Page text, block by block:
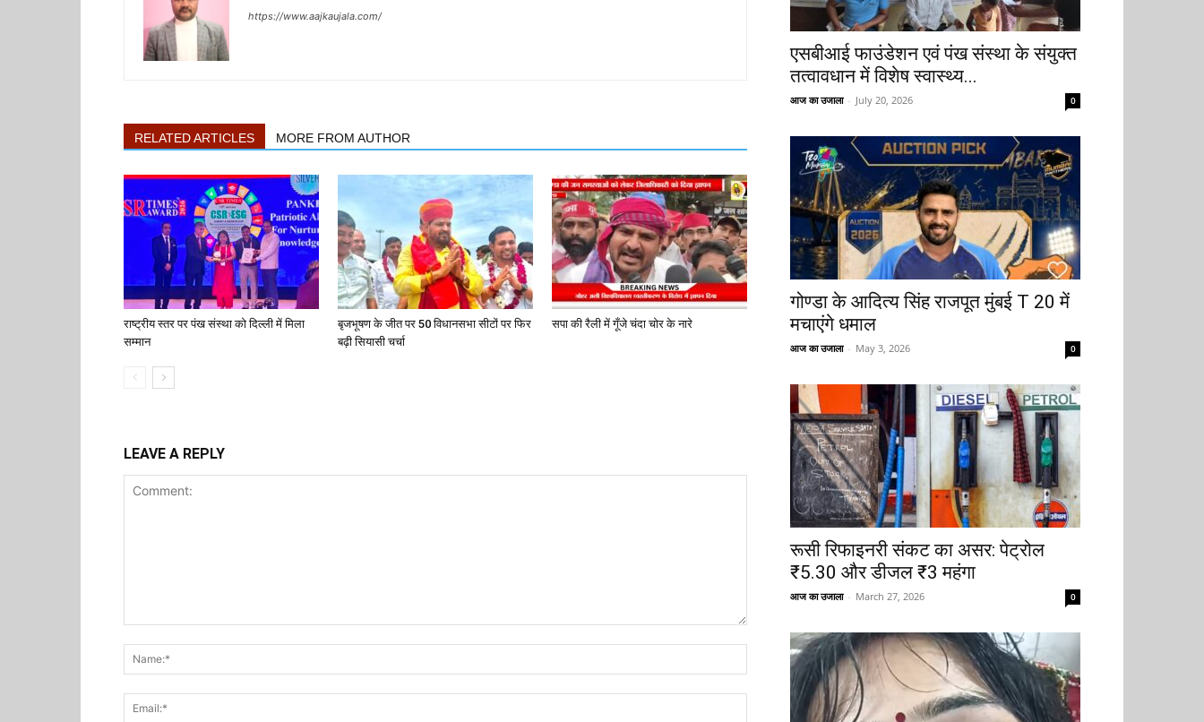
https://www.aajkaujala.com/
RELATED ARTICLES MORE FROM AUTHOR
राष्ट्रीय स्तर पर पंख संस्था को दिल्ली में मिला
सम्मान
बृजभूषण के जीत पर 50 विधानसभा सीटों पर फिर
बढ़ी सियासी चर्चा
सपा की रैली में गूँजे चंदा चोर के नारे
LEAVE A REPLY
एसबीआई फाउंडेशन एवं पंख संस्था के संयुक्त
तत्वावधान में विशेष स्वास्थ्य...
आज का उजाला - July 20, 2026 0
गोण्डा के आदित्य सिंह राजपूत मुंबई T 20 में
मचाएंगे धमाल
आज का उजाला - May 3, 2026 0
रूसी रिफाइनरी संकट का असर: पेट्रोल
₹5.30 और डीजल ₹3 महंगा
आज का उजाला - March 27, 2026 0